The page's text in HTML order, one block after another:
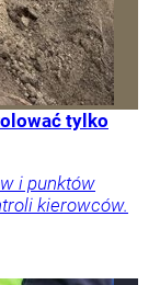
tylko
i punktów
kierowców.